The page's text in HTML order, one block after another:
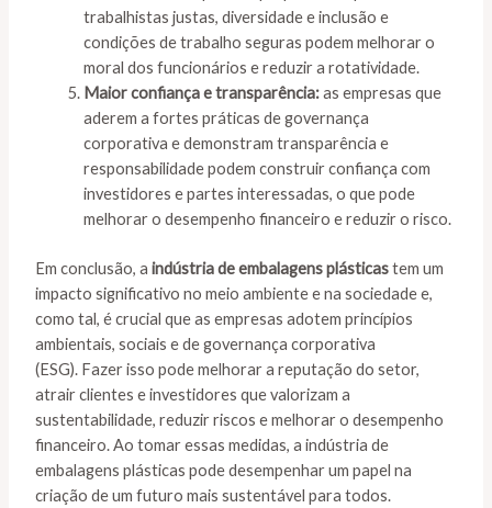
trabalhistas justas, diversidade e inclusão e
condições de trabalho seguras podem melhorar o
moral dos funcionários e reduzir a rotatividade.
Maior confiança e transparência:as empresas que
aderem a fortes práticas de governança
corporativa e demonstram transparência e
responsabilidade podem construir confiança com
investidores e partes interessadas, o que pode
melhorar o desempenho financeiro e reduzir o risco.
Em conclusão, a indústria de embalagens plásticastem um
impacto significativo no meio ambiente e na sociedade e,
como tal, é crucial que as empresas adotem princípios
ambientais, sociais e de governança corporativa
(ESG). Fazer isso pode melhorar a reputação do setor,
atrair clientes e investidores que valorizam a
sustentabilidade, reduzir riscos e melhorar o desempenho
financeiro. Ao tomar essas medidas, a indústria de
embalagens plásticas pode desempenhar um papel na
criação de um futuro mais sustentável para todos.